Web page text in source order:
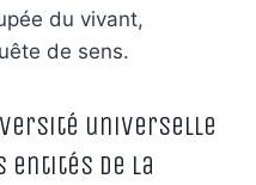
du vivant,
de sens.
universelle
entités de la